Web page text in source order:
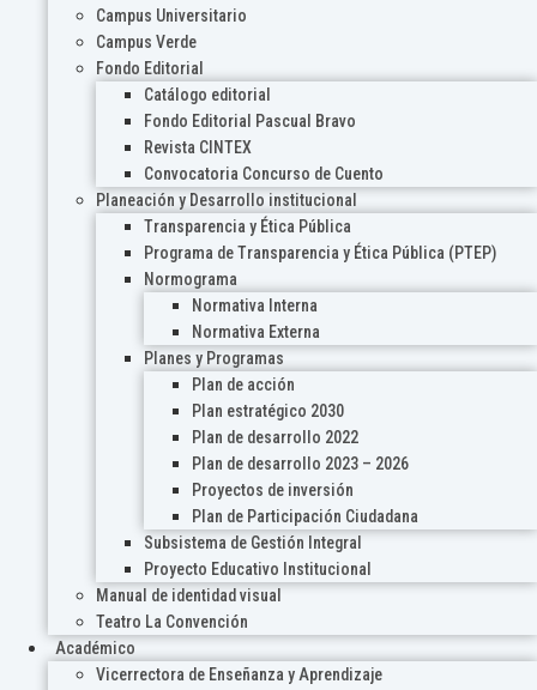
Campus Universitario
Campus Verde
Fondo Editorial
Catálogo editorial
Fondo Editorial Pascual Bravo
Revista CINTEX
Convocatoria Concurso de Cuento
Planeación y Desarrollo institucional
Transparencia y Ética Pública
Programa de Transparencia y Ética Pública (PTEP)
Normograma
Normativa Interna
Normativa Externa
Planes y Programas
Plan de acción
Plan estratégico 2030
Plan de desarrollo 2022
Plan de desarrollo 2023 – 2026
Proyectos de inversión
Plan de Participación Ciudadana
Subsistema de Gestión Integral
Proyecto Educativo Institucional
Manual de identidad visual
Teatro La Convención
Académico
Vicerrectora de Enseñanza y Aprendizaje